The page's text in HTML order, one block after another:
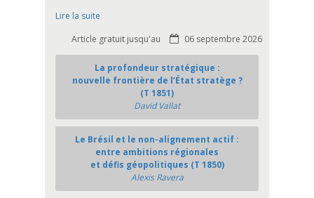
Lire la suite
Article gratuit jusqu'au
06 septembre 2026
La profondeur stratégique :
nouvelle frontière de l’État stratège ?
(T 1851)
David Vallat
Le Brésil et le non-alignement actif :
entre ambitions régionales
et défis géopolitiques (T 1850)
Alexis Ravera